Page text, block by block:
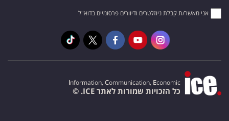
אני מאשר/ת קבלת ניוזלטרים ודיוורים פרסומיים בדוא"ל
Information, Communication, Economic
כל הזכויות שמורות לאתר ICE. ©